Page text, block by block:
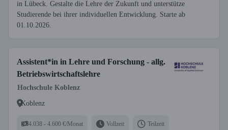
in Lübeck. Gestalte die Lehre der Zukunft und unterstütze
Studierende bei ihrer individuellen Entwicklung. Starte ab
01.10.2026.
Assistent*in in Lehre und Forschung - allg.
Betriebswirtschaftslehre
Hochschule Koblenz
Koblenz
4.038 - 4.600 €/Monat Vollzeit Teilzeit